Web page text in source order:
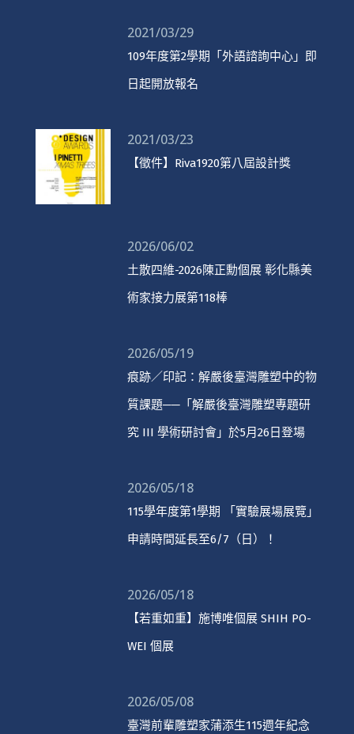
2021/03/29
109年度第2學期「外語諮詢中心」即
日起開放報名
2021/03/23
【徵件】Riva1920第八屆設計獎
2026/06/02
土散四維-2026陳正勳個展 彰化縣美
術家接力展第118棒
2026/05/19
痕跡／印記：解嚴後臺灣雕塑中的物
質課題──「解嚴後臺灣雕塑專題研
究 III 學術研討會」於5月26日登場
2026/05/18
115學年度第1學期 「實驗展場展覽」
申請時間延長至6/7（日）！
2026/05/18
【若重如重】施博唯個展 SHIH PO-
WEI 個展
2026/05/08
臺灣前輩雕塑家蒲添生115週年紀念